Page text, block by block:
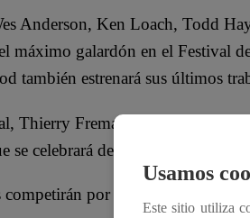
Anderson, Ken Loach, Todd
máximo galardón en el Festival
también estrenará sus últimos
Thierry Fremaux, anunció el
se celebrará del 16 al 27 de mayo.
por la codiciada Palma
Usamos
Este sitio utiliza